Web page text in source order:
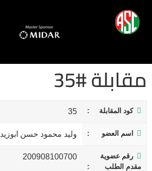
مقابلة #35
كود المقابلة 35
اسم العضو وليد محمود حسن ابوزيد
رقم عضوية
مقدم الطلب
200908100700